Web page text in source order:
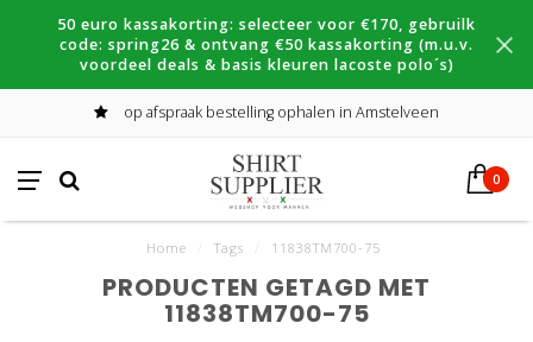
50 euro kassakorting: selecteer voor €170, gebruilk
code: spring26 & ontvang €50 kassakorting (m.u.v.
voordeel deals & basis kleuren lacoste polo´s)
op afspraak bestelling ophalen in Amstelveen
0
Home Tags 11838TM700-75
PRODUCTEN GETAGD MET
11838TM700-75